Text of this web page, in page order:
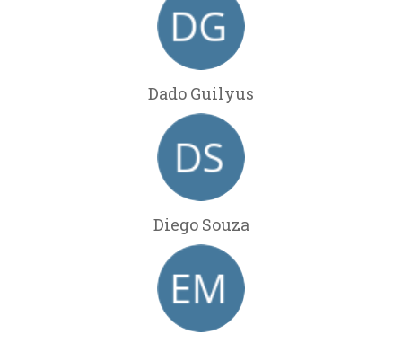
Dado Guilyus
Diego Souza